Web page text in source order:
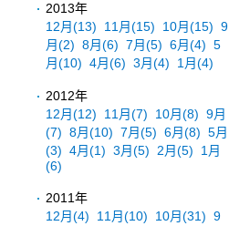
2013年
12月(13) 11月(15) 10月(15) 9
月(2) 8月(6) 7月(5) 6月(4) 5
月(10) 4月(6) 3月(4) 1月(4)
2012年
12月(12) 11月(7) 10月(8) 9月
(7) 8月(10) 7月(5) 6月(8) 5月
(3) 4月(1) 3月(5) 2月(5)
1月
(6)
2011年
12月(4) 11月(10) 10月(31) 9